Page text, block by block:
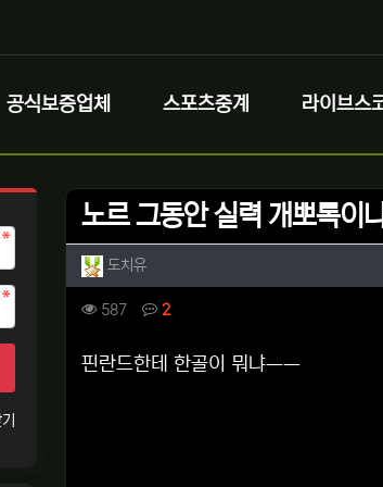
공식보증업체 스포츠중계 라이브스
노르 그동안 실력 개뽀록이
작성자 정보
도치유작성
컨텐츠 정보
587조회 2댓글
본문
핀란드한테 한골이 뭐냐ㅡㅡ